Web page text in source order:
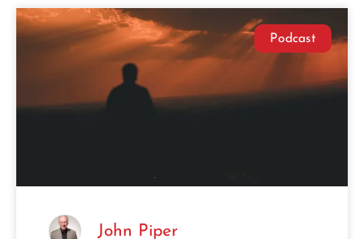
Podcast
John Piper